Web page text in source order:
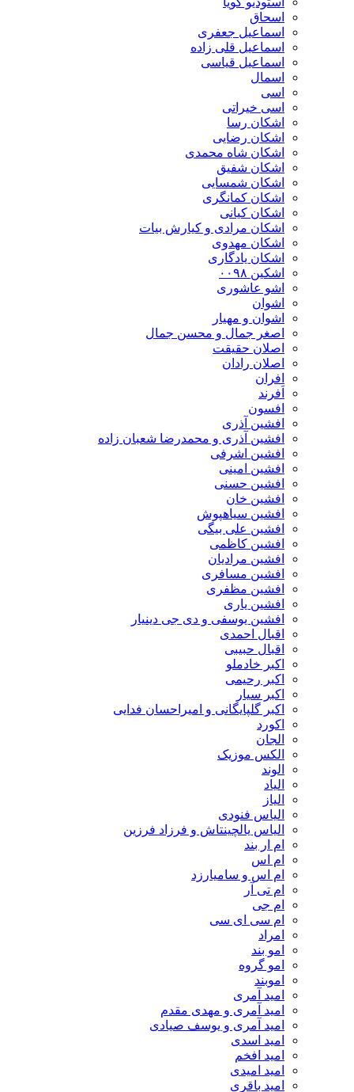
اسحاق
اسماعیل جعفری
اسماعیل قلی زاده
اسماعیل قیاسی
اسمال
اسی
اسی خیراتی
اشکان رسا
اشکان رضایی
اشکان شاه محمدی
اشکان شفیق
اشکان شمسایی
اشکان‌ کمانگری
اشکان کیانی
اشکان مرادی و کیارش بیات
اشکان مهدوی
اشکان یادگاری
اشکین ۰۰۹۸
اشو عاشوری
اشوان
اشوان و مهیار
اصغر جمال و محسن جمال
اصلان حقیقت
اصلان رادان
افران
اَفرند
افسون
افشین آذری
افشین آذری و محمدرضا شعبان زاده
افشین اشرفی
افشین امینی
افشین حسنی
افشین خان
افشین سیاهپوش
افشین علی بیگی
افشین کاظمی
افشین مرادیان
افشین مسافری
افشین مظفری
افشین یاری
افشین یوسفی و دی جی دینیار
اقبال احمدی
اقبال حبیبی
اکبر خادملو
اکبر رحیمی
اکبر سیار
اکبر گلپایگانی و امیراحسان فدایی
اکورد
الجان
الکس موزیک
الوند
الیاد
الیاز
الیاس فنودی
الیاس یالچینتاش و فرزاد فرزین
ام‌ ار بند
ام اس
ام اس و سامیارزد
ام تی آر
ام جی
ام سی ای سی
امراد
امو بند
امو گروه
اموبند
امید آمری
امید آمری و مهدی مقدم
امید آمری و یوسف صیادی
امید اسدی
امید افخم
امید امیدی
امید باقری